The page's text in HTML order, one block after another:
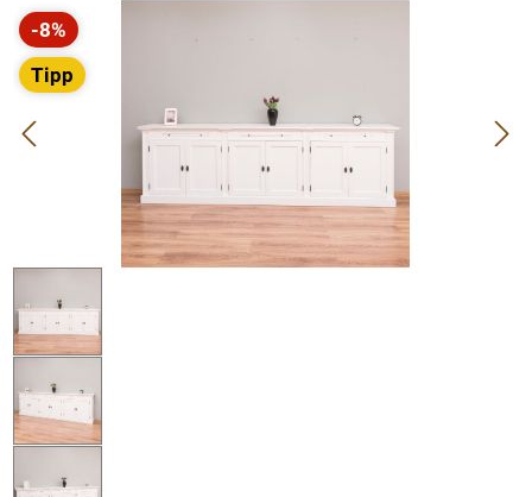
Bildergalerie überspringen
-8%
Rabatt
Tipp